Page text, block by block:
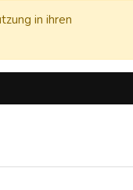
in ihren